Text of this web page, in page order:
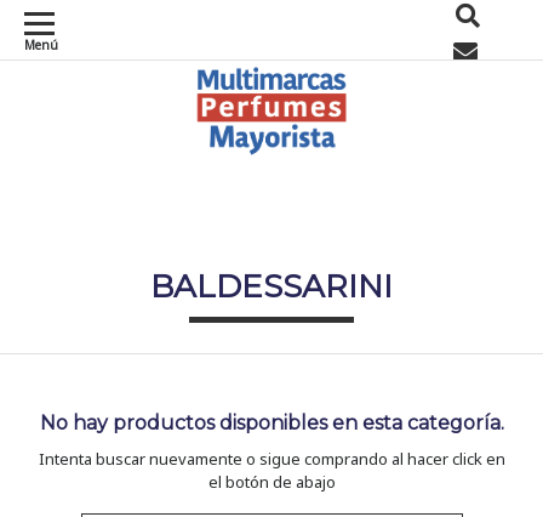
Menú
BALDESSARINI
No hay productos disponibles en esta categoría.
Intenta buscar nuevamente o sigue comprando al hacer click en
el botón de abajo